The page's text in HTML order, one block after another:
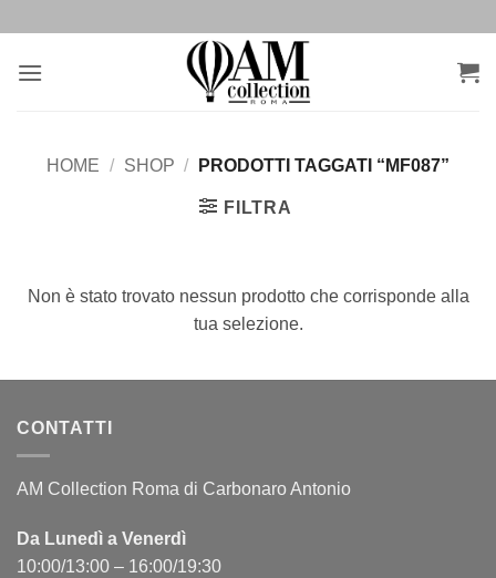
contenuti
HOME / SHOP / PRODOTTI TAGGATI “MF087”
FILTRA
Non è stato trovato nessun prodotto che corrisponde alla
tua selezione.
CONTATTI
AM Collection Roma di Carbonaro Antonio
Da Lunedì a Venerdì
10:00/13:00 – 16:00/19:30